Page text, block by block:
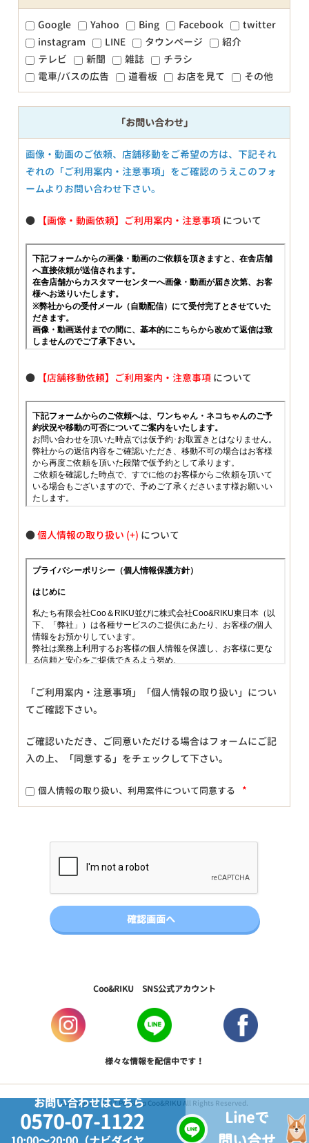
Google Yahoo Bing Facebook
twitter
instagram
LINE タウンページ
紹介
テレビ
新聞 雑誌
チラシ
電車/バスの広告
道看板 お店を見て その他
「お問い合わせ」
画像・動画のご依頼、店舗移動をご希望の方は、下記それ
ぞれの「ご利用案内・注意事項」をご確認のうえこのフォ
ームよりお問い合わせ下さい。
● 【画像・動画依頼】ご利用案内・注意事項 について
● 【店舗移動依頼】ご利用案内・注意事項 について
●個人情報の取り扱い について
「ご利用案内・注意事項」「個人情報の取り扱い」につい
てご確認下さい。
ご確認いただき、ご同意いただける場合はフォームにご記
入の上、「同意する」をチェックして下さい。
個人情報の取り扱い、利用案件について同意する *
お問い合わせはこちら
0570-07-1122
Lineで
Coo&RIKU SNS公式アカウント
様々な情報を配信中です！
Copyright © 2017 PetShop Coo&RIKU All Rights Reserved.